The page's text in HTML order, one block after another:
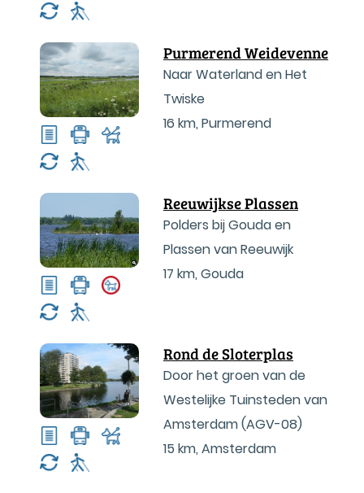
Purmerend Weidevenne
Naar Waterland en Het
Twiske
16 km, Purmerend
Reeuwijkse Plassen
Polders bij Gouda en
Plassen van Reeuwijk
17 km, Gouda
Rond de Sloterplas
Door het groen van de
Westelijke Tuinsteden van
Amsterdam (AGV-08)
15 km, Amsterdam